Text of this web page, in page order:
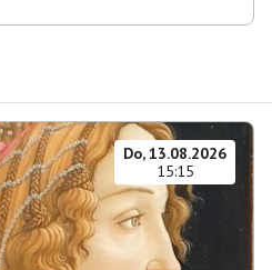
Do, 13.08.2026
15:15